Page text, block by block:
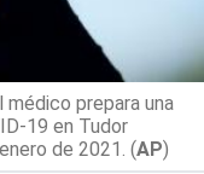
médico prepara una
19 en Tudor
de 2021. (AP)